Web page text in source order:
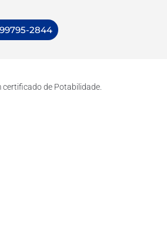
99795-2844
de Potabilidade.